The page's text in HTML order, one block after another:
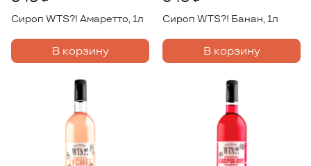
Сироп WTS?! Амаретто, 1л
В корзину
Сироп WTS?! Банан, 1л
В корзину